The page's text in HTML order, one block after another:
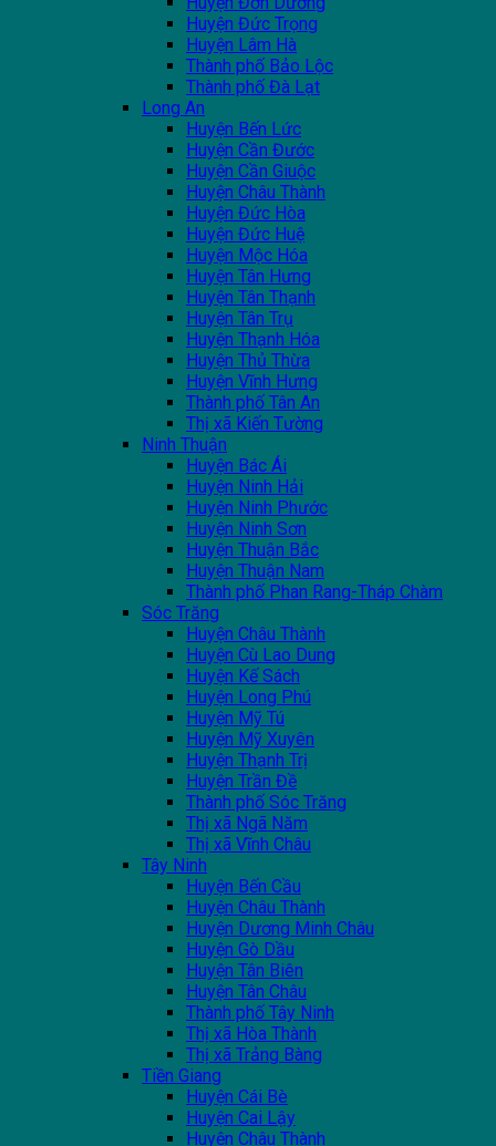
Huyện Đức Trọng
Huyện Lâm Hà
Thành phố Bảo Lộc
Thành phố Đà Lạt
Long An
Huyện Bến Lức
Huyện Cần Đước
Huyện Cần Giuộc
Huyện Châu Thành
Huyện Đức Hòa
Huyện Đức Huệ
Huyện Mộc Hóa
Huyện Tân Hưng
Huyện Tân Thạnh
Huyện Tân Trụ
Huyện Thạnh Hóa
Huyện Thủ Thừa
Huyện Vĩnh Hưng
Thành phố Tân An
Thị xã Kiến Tường
Ninh Thuận
Huyện Bác Ái
Huyện Ninh Hải
Huyện Ninh Phước
Huyện Ninh Sơn
Huyện Thuận Bắc
Huyện Thuận Nam
Thành phố Phan Rang-Tháp Chàm
Sóc Trăng
Huyện Châu Thành
Huyện Cù Lao Dung
Huyện Kế Sách
Huyện Long Phú
Huyện Mỹ Tú
Huyện Mỹ Xuyên
Huyện Thạnh Trị
Huyện Trần Đề
Thành phố Sóc Trăng
Thị xã Ngã Năm
Thị xã Vĩnh Châu
Tây Ninh
Huyện Bến Cầu
Huyện Châu Thành
Huyện Dương Minh Châu
Huyện Gò Dầu
Huyện Tân Biên
Huyện Tân Châu
Thành phố Tây Ninh
Thị xã Hòa Thành
Thị xã Trảng Bàng
Tiền Giang
Huyện Cái Bè
Huyện Cai Lậy
Huyện Châu Thành